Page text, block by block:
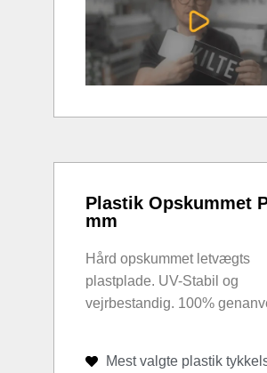
Plastik Opskummet
mm
Hård opskummet letvægts
plastplade. UV-Stabil og
vejrbestandig. 100%
Mest valgte plastik